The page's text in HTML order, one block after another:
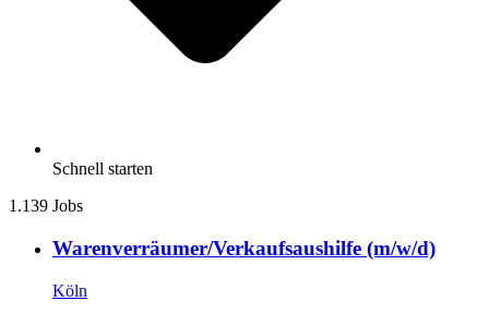
Schnell starten
1.139 Jobs
Warenverräumer/Verkaufsaushilfe (m/w/d)
Köln